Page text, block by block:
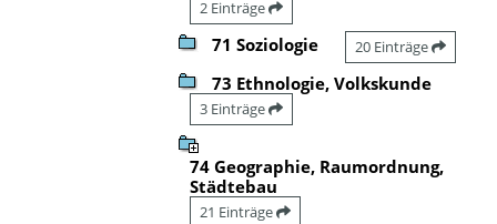
2 Einträge
71 Soziologie 20 Einträge
73 Ethnologie, Volkskunde
3 Einträge
74 Geographie, Raumordnung,
Städtebau
21 Einträge